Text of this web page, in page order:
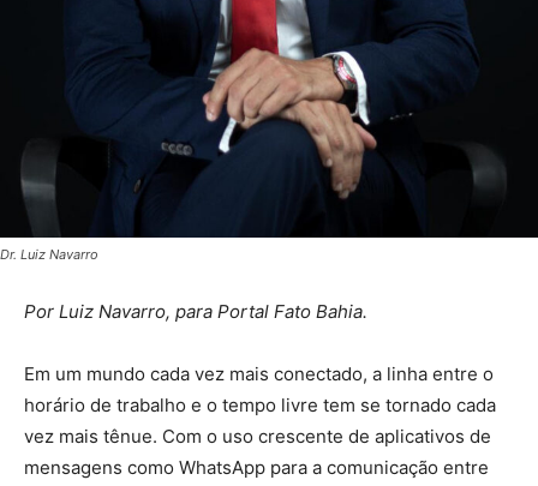
Dr. Luiz Navarro
Por Luiz Navarro, para Portal Fato Bahia.
Em um mundo cada vez mais conectado, a linha entre o
horário de trabalho e o tempo livre tem se tornado cada
vez mais tênue. Com o uso crescente de aplicativos de
mensagens como WhatsApp para a comunicação entre